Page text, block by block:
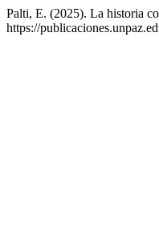
Palti, E. (2025). La historia
https://